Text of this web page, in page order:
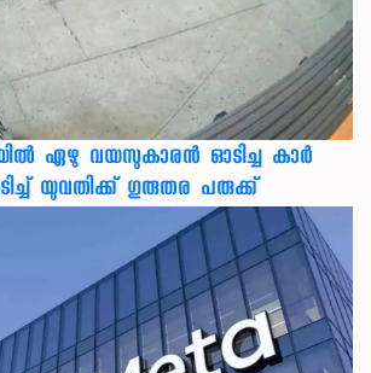
ഏഴു വയസുകാരന്‍ ഓടിച്ച കാര്‍
യുവതിക്ക് ഗുരുതര പരുക്ക്